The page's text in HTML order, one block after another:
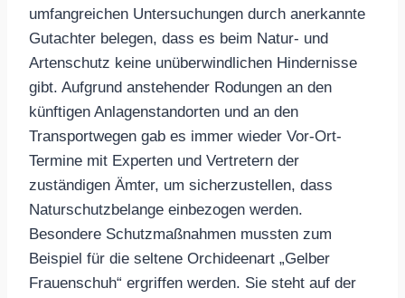
umfangreichen Untersuchungen durch anerkannte
Gutachter belegen, dass es beim Natur- und
Artenschutz keine unüberwindlichen Hindernisse
gibt. Aufgrund anstehender Rodungen an den
künftigen Anlagenstandorten und an den
Transportwegen gab es immer wieder Vor-Ort-
Termine mit Experten und Vertretern der
zuständigen Ämter, um sicherzustellen, dass
Naturschutzbelange einbezogen werden.
Besondere Schutzmaßnahmen mussten zum
Beispiel für die seltene Orchideenart „Gelber
Frauenschuh“ ergriffen werden. Sie steht auf der